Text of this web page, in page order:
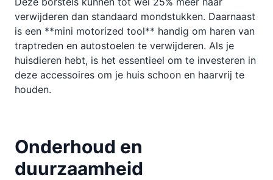
verwijderen dan standaard mondstukken. Daarnaast
is een **mini motorized tool** handig om haren van
traptreden en autostoelen te verwijderen. Als je
huisdieren hebt, is het essentieel om te investeren in
deze accessoires om je huis schoon en haarvrij te
houden.
Onderhoud en
duurzaamheid